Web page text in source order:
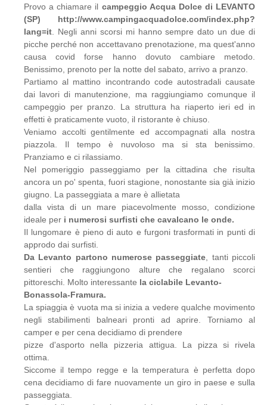
Provo a chiamare il campeggio Acqua Dolce di LEVANTO
(SP) http://www.campingacquadolce.com/index.php?
lang=it . Negli anni scorsi mi hanno sempre dato un due di
picche perché non accettavano prenotazione, ma quest'anno
causa covid forse hanno dovuto cambiare metodo.
Benissimo, prenoto per la notte del sabato, arrivo a pranzo.
Partiamo al mattino incontrando code autostradali causate
dai lavori di manutenzione, ma raggiungiamo comunque il
campeggio per pranzo. La struttura ha riaperto ieri ed in
effetti è praticamente vuoto, il ristorante è chiuso.
Veniamo accolti gentilmente ed accompagnati alla nostra
piazzola. Il tempo è nuvoloso ma si sta benissimo.
Pranziamo e ci rilassiamo.
Nel pomeriggio passeggiamo per la cittadina che risulta
ancora un po' spenta, fuori stagione, nonostante sia già inizio
giugno. La passeggiata a mare è allietata
dalla vista di un mare piacevolmente mosso, condizione
ideale per i numerosi surfisti che cavalcano le onde.
Il lungomare è pieno di auto e furgoni trasformati in punti di
approdo dai surfisti.
Da Levanto partono numerose passeggiate , tanti piccoli
sentieri che raggiungono alture che regalano scorci
pittoreschi. Molto interessante la ciclabile Levanto-
Bonassola-Framura.
La spiaggia è vuota ma si inizia a vedere qualche movimento
negli stabilimenti balneari pronti ad aprire. Torniamo al
camper e per cena decidiamo di prendere
pizze d'asporto nella pizzeria attigua. La pizza si rivela
ottima.
Siccome il tempo regge e la temperatura è perfetta dopo
cena decidiamo di fare nuovamente un giro in paese e sulla
passeggiata.